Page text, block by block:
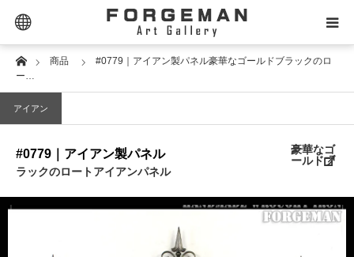
Home商品
#0779｜アイアン製パネル豪華なゴールドブラックのロ
ー…
アイアン
#0779｜アイアン製パネル
豪華なゴ
ールドブ
ラックのロートアイアンパネル
SELECTOR｜セレクター
PRICE｜価格帯